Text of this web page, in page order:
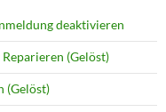
deaktivieren
(Gelöst)
(Gelöst)